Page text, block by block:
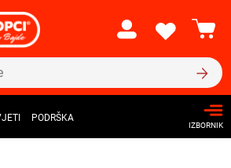
PODRŠKA
IZBORNIK